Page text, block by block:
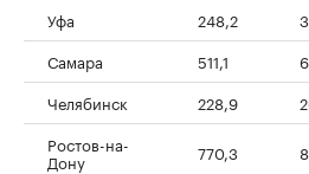
Уфа
248,2
Самара
511,1
Челябинск
228,9
Ростов-на-
Дону 770,3